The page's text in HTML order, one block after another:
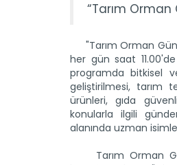
“Tarım
"Tarım Orman
her gün saat
programda bitkisel
geliştirilmesi, tarım
ürünleri, gıda
konularla ilgili
alanında uzman
Tarım Orman